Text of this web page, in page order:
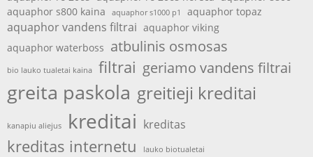
aquaphor s800 kaina
aquaphor s1000 p1 aquaphor topaz
aquaphor vandens filtrai aquaphor viking
aquaphor waterboss atbulinis osmosas
bio lauko tualetai kaina filtrai geriamo vandens filtrai
greita paskola greitieji kreditai
kanapiu aliejus kreditai kreditas
kreditas internetu lauko biotualetai